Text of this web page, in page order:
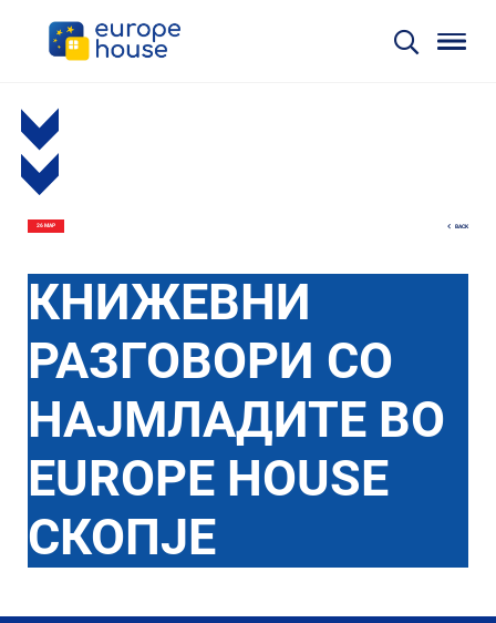
26 МАР BACK
КНИЖЕВНИ
РАЗГОВОРИ СО
НАЈМЛАДИТЕ ВО
EUROPE HOUSE
СКОПЈЕ